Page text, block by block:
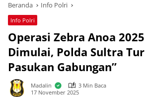
Beranda Info Polri
Info Polri
Operasi Zebra Anoa
Dimulai, Polda Sultra
Pasukan Gabungan”
Madalin
3 Min Baca
17 November 2025